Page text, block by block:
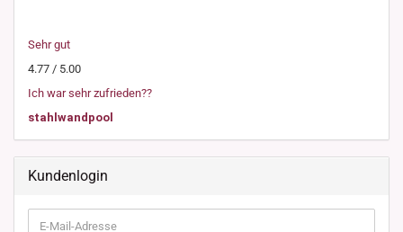
Sehr gut
4.77 / 5.00
Ich war sehr zufrieden??
stahlwandpool
Kundenlogin
E-